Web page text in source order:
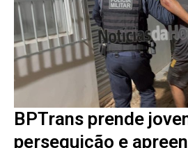
BPTrans prende
perseguição e